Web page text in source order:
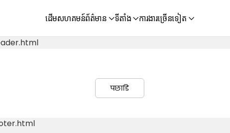
ដើមសហគមន៍ព័ត៌មាន ទីតាំង ការងារច្រើនទៀត
पछाडि